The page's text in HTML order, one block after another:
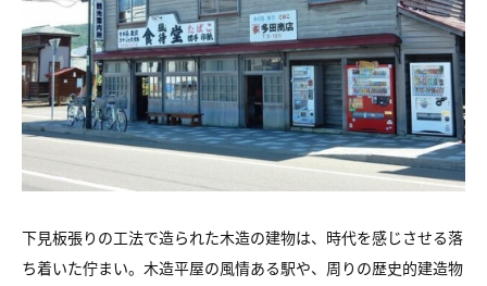
下見板張りの工法で造られた木造の建物は、時代を感じさせる落
ち着いた佇まい。木造平屋の風情ある駅や、周りの歴史的建造物